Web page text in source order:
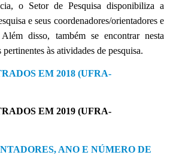
o Setor de Pesquisa disponibiliza a
e seus coordenadores/orientadores e
Além disso, também se encontrar nesta
às atividades de pesquisa.
EM 2018 (UFRA-
EM 2019 (UFRA-
ANO E NÚMERO DE